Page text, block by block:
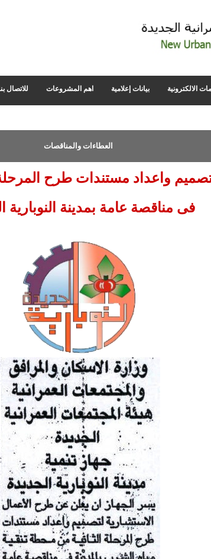
الالكترونية بيانات إعلامية اهم المشروعات للاتصال
العطاءات والمناقصات
واعداد مستندات طرح
فى مناقصة عامة بمدينة النوبارية